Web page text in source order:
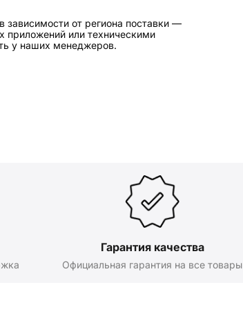
зависимости от региона поставки —
приложений или техническими
у наших менеджеров.
Гарантия качества
Официальная гарантия на все товары